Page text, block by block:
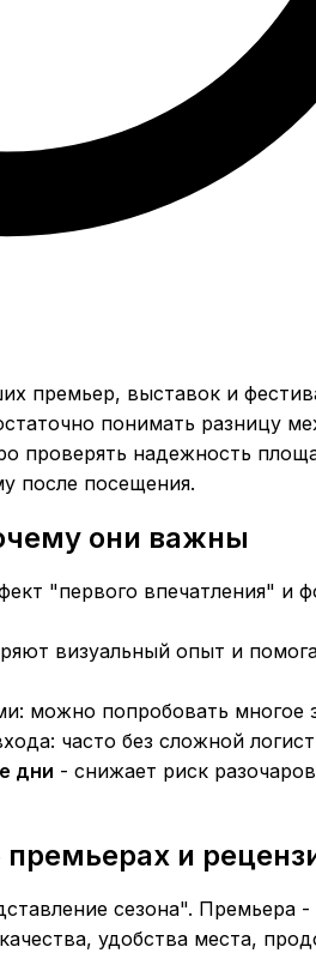
премьер, выставок и
понимать разницу
проверять надежность
после посещения.
они важны
"первого впечатления" и
визуальный опыт и
можно попробовать многое
часто без сложной
дни - снижает риск
и
сезона". Премьера -
удобства места,